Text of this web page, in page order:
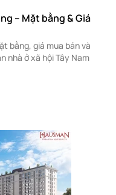
– Mặt bằng & Giá
bằng, giá mua bán và
nhà ở xã hội Tây Nam